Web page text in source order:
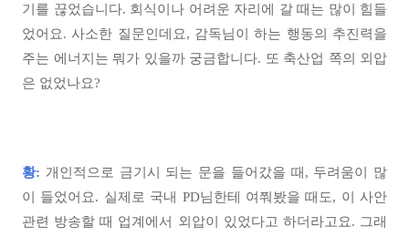
기를 끊었습니다. 회식이나 어려운 자리에 갈 때는 많이 힘들
었어요. 사소한 질문인데요, 감독님이 하는 행동의 추진력을
주는 에너지는 뭐가 있을까 궁금합니다. 또 축산업 쪽의 외압
은 없었나요?
황: 개인적으로 금기시 되는 문을 들어갔을 때, 두려움이 많
이 들었어요. 실제로 국내 PD님한테 여쭤봤을 때도, 이 사안
관련 방송할 때 업계에서 외압이 있었다고 하더라고요. 그래